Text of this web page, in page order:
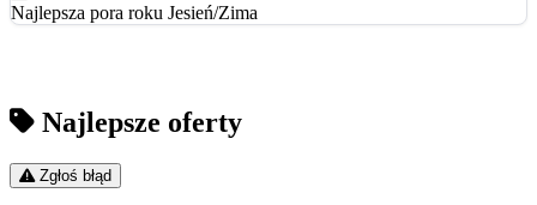
Najlepsza pora roku Jesień/Zima
Najlepsze oferty
Zgłoś błąd